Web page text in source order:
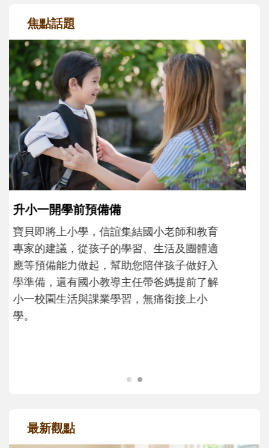
焦點話題
和孩子一起長大的那個男人│讀懂父親的
不同模樣
沒有人天生就擅長當爸爸！男人總是在一次
次「前所未有」的體驗中，跟著孩子一起長
大。從給予安全感的肢體遊戲，到獨立自
主、角色認同及解決問題的能力養成。爸爸
最新觀點